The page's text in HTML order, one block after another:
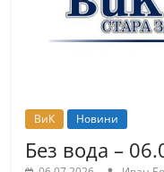
ВиК Новини
Без вода –